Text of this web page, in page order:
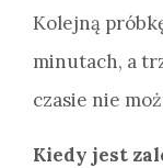
Kolejną
minutach, a
czasie nie
Kiedy jest